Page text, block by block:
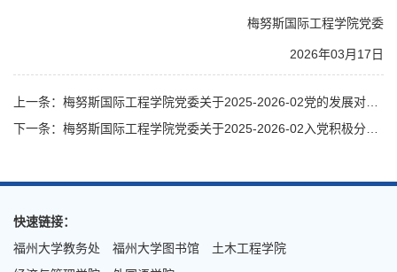
梅努斯国际工程学院党委
2026年03月17日
快速链接：
福州大学教务处
福州大学图书馆
土木工程学院